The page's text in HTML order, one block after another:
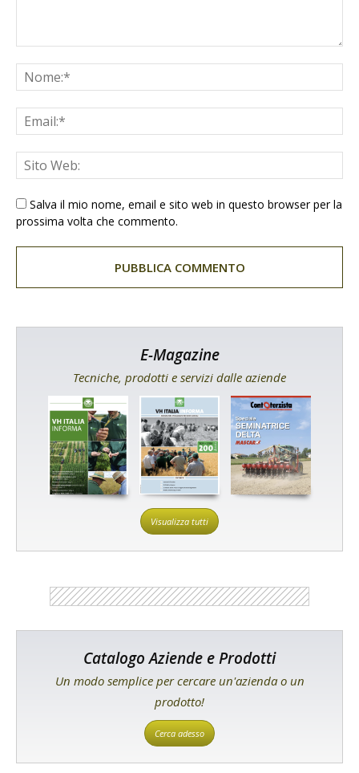
Salva il mio nome, email e sito web in questo browser per la
prossima volta che commento.
E-Magazine
Tecniche, prodotti e servizi dalle aziende
Visualizza tutti
Catalogo Aziende e Prodotti
Un modo semplice per cercare un'azienda o un
prodotto!
Cerca adesso